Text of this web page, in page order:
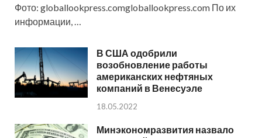
Фото: globallookpress.comgloballookpress.com По их
информации, …
В США одобрили
возобновление работы
американских нефтяных
компаний в Венесуэле
18.05.2022
Минэкономразвития назвало